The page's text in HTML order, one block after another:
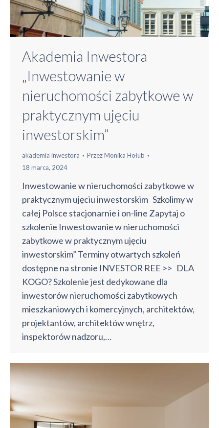
Akademia Inwestora
„Inwestowanie w
nieruchomości zabytkowe w
praktycznym ujęciu
inwestorskim”
akademia inwestora PrzezMonika Hołub
18 marca, 2024
Inwestowanie w nieruchomości zabytkowe w
praktycznym ujęciu inwestorskim Szkolimy w
całej Polsce stacjonarnie i on-line Zapytaj o
szkolenie Inwestowanie w nieruchomości
zabytkowe w praktycznym ujęciu
inwestorskim” Terminy otwartych szkoleń
dostępne na stronie INVESTOR REE >> DLA
KOGO? Szkolenie jest dedykowane dla
inwestorów nieruchomości zabytkowych
mieszkaniowych i komercyjnych, architektów,
projektantów, architektów wnętrz,
inspektorów nadzoru,…